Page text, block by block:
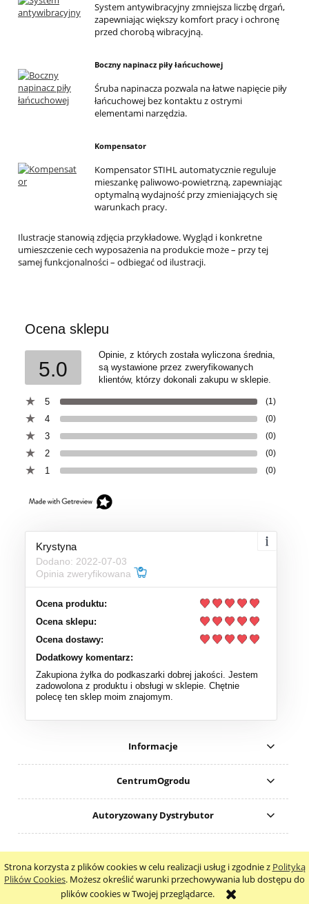
Strona korzysta z plików cookies w celu realizacji usług i zgodnie z Polityką
Plików Cookies. Możesz określić warunki przechowywania lub dostępu do
plików cookies w Twojej przeglądarce.
System antywibracyjny zmniejsza liczbę drgań,
zapewniając większy komfort pracy i ochronę
przed chorobą wibracyjną.
Boczny napinacz piły łańcuchowej
Śruba napinacza pozwala na łatwe napięcie piły
łańcuchowej bez kontaktu z ostrymi
elementami narzędzia.
Kompensator
Kompensator STIHL automatycznie reguluje
mieszankę paliwowo-powietrzną, zapewniając
optymalną wydajność przy zmieniających się
warunkach pracy.
Ilustracje stanowią zdjęcia przykładowe. Wygląd i konkretne
umieszczenie cech wyposażenia na produkcie może – przy tej
samej funkcjonalności – odbiegać od ilustracji.
Ocena sklepu
5.0
Opinie, z których została wyliczona średnia,
są wystawione przez zweryfikowanych
klientów, którzy dokonali zakupu w sklepie.
5 (1)
4 (0)
3 (0)
2 (0)
1 (0)
Krystyna
Dodano: 2022-07-03
Opinia zweryfikowana
Ocena produktu:
Ocena sklepu:
Ocena dostawy:
Dodatkowy komentarz:
Zakupiona żyłka do podkaszarki dobrej jakości. Jestem
zadowolona z produktu i obsługi w sklepie. Chętnie
polecę ten sklep moim znajomym.
Informacje
CentrumOgrodu
Autoryzowany Dystrybutor
pokaż pełną wersję strony
Sklep internetowy Shoper.pl